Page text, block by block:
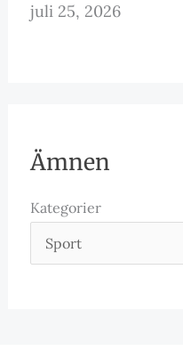
juli 25, 2026
Ämnen
Kategorier